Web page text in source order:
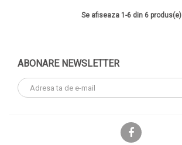
Se afiseaza 1-6 din 6 produs(e)
ABONARE NEWSLETTER